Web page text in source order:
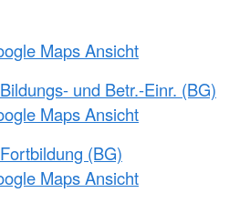
Maps Ansicht
und Betr.-Einr. (BG)
Maps Ansicht
(BG)
Maps Ansicht